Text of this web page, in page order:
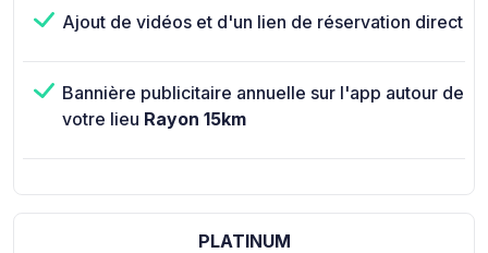
Ajout de vidéos et d'un lien de réservation direct
Bannière publicitaire annuelle sur l'app autour de
votre lieu Rayon 15km
PLATINUM